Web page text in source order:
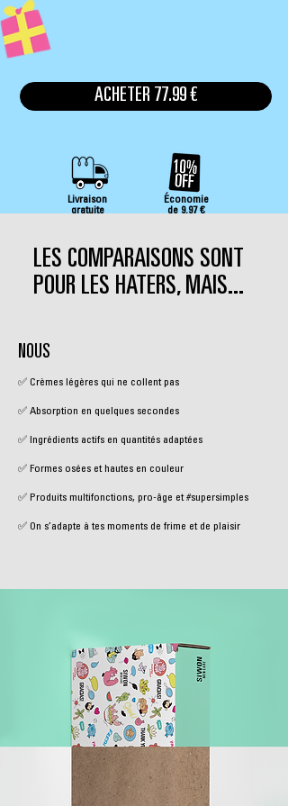
Livraison
gratuite
Économie
de 9.97 €
ACHETER 77.99 €
LES COMPARAISONS SONT
POUR LES HATERS, MAIS...
NOUS
✅ Crèmes légères qui ne collent pas
✅ Absorption en quelques secondes
✅ Ingrédients actifs en quantités adaptées
✅ Formes osées et hautes en couleur
✅ Produits multifonctions, pro-âge et #supersimples
✅ On s’adapte à tes moments de frime et de plaisir